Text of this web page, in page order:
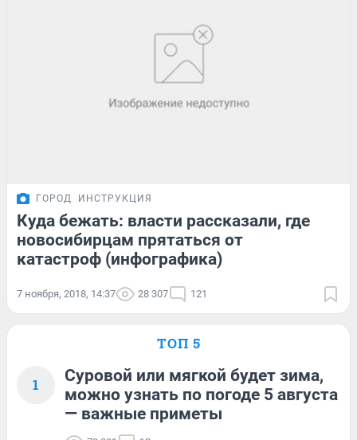
ГОРОД ИНСТРУКЦИЯ
Куда бежать: власти рассказали, где
новосибирцам прятаться от
катастроф (инфографика)
7 ноября, 2018, 14:37 28 307 121
ТОП 5
1
Суровой или мягкой будет зима,
можно узнать по погоде 5 августа
— важные приметы